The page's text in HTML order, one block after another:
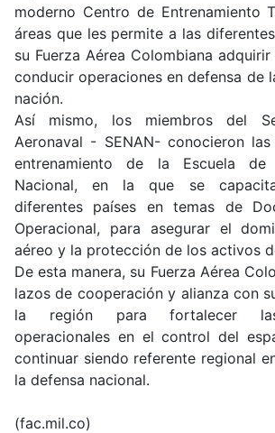
moderno Centro de Entrenamiento
áreas que les permite a las
su Fuerza Aérea Colombiana
conducir operaciones en defensa de
nación.
Así mismo, los miembros del
Aeronaval - SENAN- conocieron
entrenamiento de la Escuela de
Nacional, en la que se
diferentes países en temas de
Operacional, para asegurar el
aéreo y la protección de los activos
De esta manera, su Fuerza Aérea
lazos de cooperación y alianza con
la región para fortalecer las
operacionales en el control del
continuar siendo referente regional
la defensa nacional.
(fac.mil.co)